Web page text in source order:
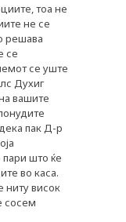
тоа не
не се
решава
се
се уште
Духиг
вашите
пак Д-р
што ќе
во каса.
ниту висок
сосем